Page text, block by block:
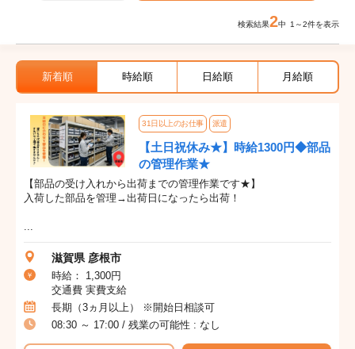
検索結果2中 1～2件を表示
新着順 時給順 日給順 月給順
31日以上のお仕事 派遣
【土日祝休み★】時給1300円◆部品
の管理作業★
【部品の受け入れから出荷までの管理作業です★】
入荷した部品を管理→出荷日になったら出荷！
...
滋賀県 彦根市
時給： 1,300円
交通費 実費支給
長期（3ヵ月以上） ※開始日相談可
08:30 ～ 17:00 / 残業の可能性 : なし